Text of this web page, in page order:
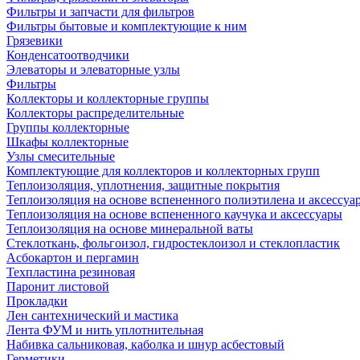
Фильтры и запчасти для фильтров
Фильтры бытовые и комплектующие к ним
Грязевики
Конденсатоотводчики
Элеваторы и элеваторные узлы
Фильтры
Коллекторы и коллекторные группы
Коллекторы распределительные
Группы коллекторные
Шкафы коллекторные
Узлы смесительные
Комплектующие для коллекторов и коллекторных групп
Теплоизоляция, уплотнения, защитные покрытия
Теплоизоляция на основе вспененного полиэтилена и
Теплоизоляция на основе вспененного каучука и аксессуары
Теплоизоляция на основе минеральной ваты
Стеклоткань, фольгоизол, гидростеклоизол и стеклопластик
Асбокартон и пергамин
Техпластина резиновая
Паронит листовой
Прокладки
Лен сантехнический и мастика
Лента ФУМ и нить уплотнительная
Набивка сальниковая, каболка и шнур асбестовый